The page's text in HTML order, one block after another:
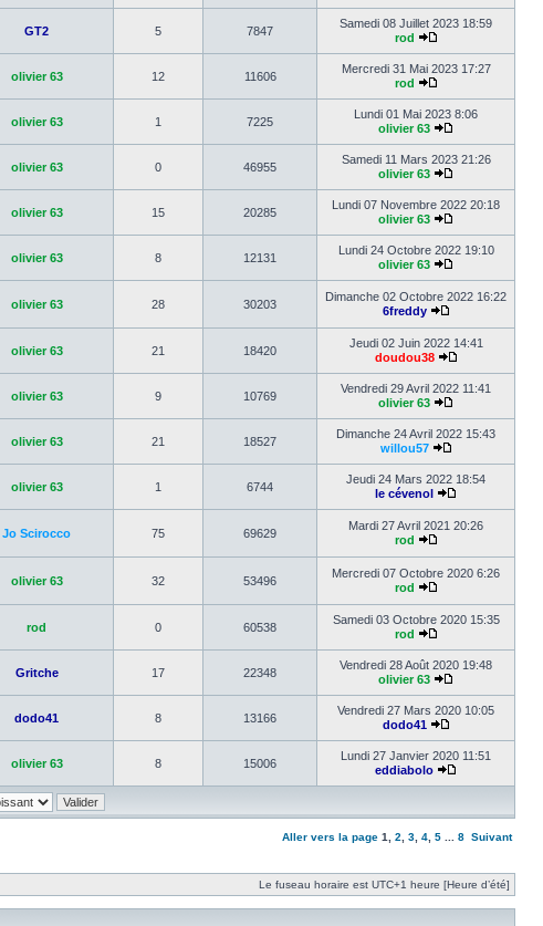
GT2 5 7847
Samedi 08 Juillet 2023 18:59
rod
olivier 63 12 11606
Mercredi 31 Mai 2023 17:27
rod
olivier 63 1 7225
Lundi 01 Mai 2023 8:06
olivier 63
olivier 63 0 46955
Samedi 11 Mars 2023 21:26
olivier 63
olivier 63 15 20285
Lundi 07 Novembre 2022 20:18
olivier 63
olivier 63 8 12131
Lundi 24 Octobre 2022 19:10
olivier 63
olivier 63 28 30203
Dimanche 02 Octobre 2022 16:22
6freddy
olivier 63 21 18420
Jeudi 02 Juin 2022 14:41
doudou38
olivier 63 9 10769
Vendredi 29 Avril 2022 11:41
olivier 63
olivier 63 21 18527
Dimanche 24 Avril 2022 15:43
willou57
olivier 63 1 6744
Jeudi 24 Mars 2022 18:54
le cévenol
Jo Scirocco 75 69629
Mardi 27 Avril 2021 20:26
rod
olivier 63 32 53496
Mercredi 07 Octobre 2020 6:26
rod
rod 0 60538
Samedi 03 Octobre 2020 15:35
rod
Gritche 17 22348
Vendredi 28 Août 2020 19:48
olivier 63
dodo41 8 13166
Vendredi 27 Mars 2020 10:05
dodo41
olivier 63 8 15006
Lundi 27 Janvier 2020 11:51
eddiabolo
Aller vers la page 1 2 3 4 5 8 Suivant
Le fuseau horaire est UTC+1 heure [Heure d’été]